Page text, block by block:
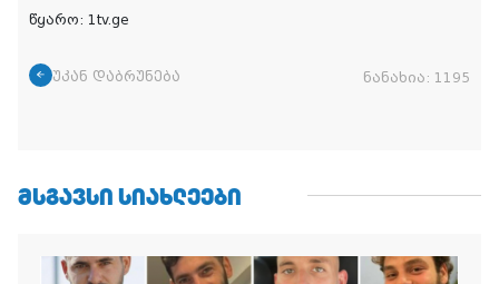
წყარო: 1tv.ge
უკან დაბრუნება ნანახია: 1195
ᲛᲡᲒᲐᲕᲡᲘ ᲡᲘᲐᲮᲚᲔᲔᲑᲘ